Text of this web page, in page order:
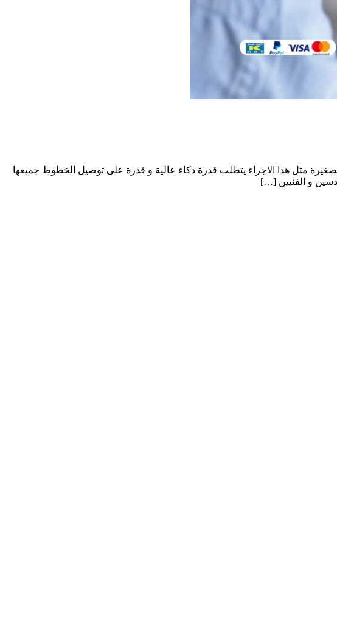
مثل هذا الاجراء يتطلب قدرة ذكاء عالية و قدرة على توصيل الخطوط جميعها
و الفنيين […]